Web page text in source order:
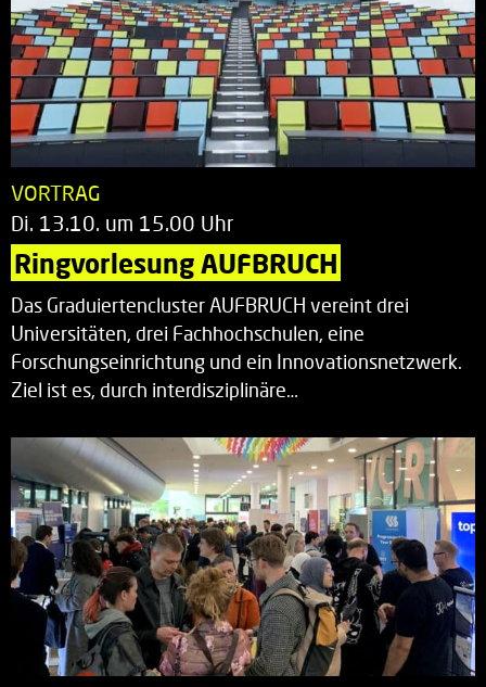
VORTRAG
Di. 13.10. um 15.00 Uhr
Ringvorlesung AUFBRUCH
Das Graduiertencluster AUFBRUCH vereint drei
Universitäten, drei Fachhochschulen, eine
Forschungseinrichtung und ein Innovationsnetzwerk.
Ziel ist es, durch interdisziplinäre…